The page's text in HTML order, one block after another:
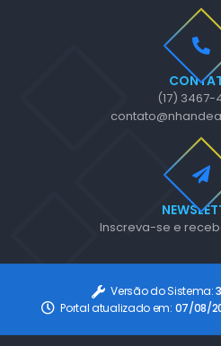
(17) 3467-
Inscreva-se e
Versão do Sistema:
Portal atualizado em: 07/08/